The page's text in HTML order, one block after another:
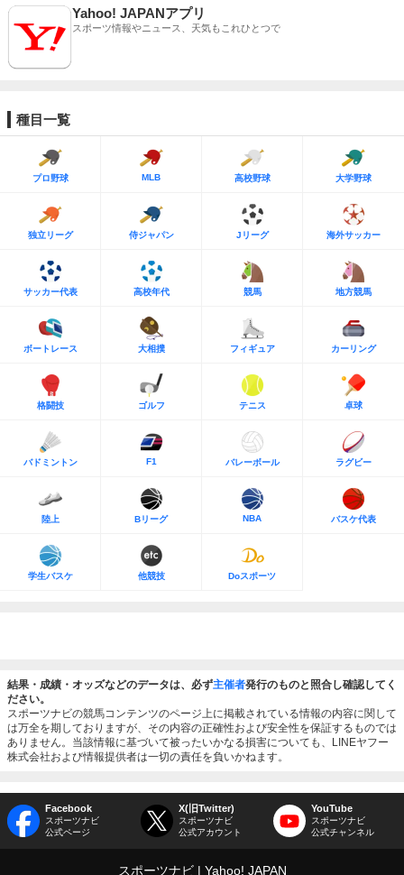
Yahoo! JAPANアプリ
スポーツ情報やニュース、天気もこれひとつで
種目一覧
プロ野球 MLB 高校野球 大学野球
独立リーグ 侍ジャパン Jリーグ 海外サッカー
サッカー代表 高校年代 競馬 地方競馬
ボートレース 大相撲 フィギュア カーリング
格闘技 ゴルフ テニス 卓球
バドミントン F1 バレーボール ラグビー
陸上 Bリーグ NBA バスケ代表
学生バスケ 他競技 Doスポーツ
結果・成績・オッズなどのデータは、必ず主催者発行のものと照合し確認してく
ださい。
スポーツナビの競馬コンテンツのページ上に掲載されている情報の内容に関して
は万全を期しておりますが、その内容の正確性および安全性を保証するものでは
ありません。当該情報に基づいて被ったいかなる損害についても、LINEヤフー
株式会社および情報提供者は一切の責任を負いかねます。
Facebook
スポーツナビ
公式ページ
X(旧Twitter)
スポーツナビ
公式アカウント
YouTube
スポーツナビ
公式チャンネル
スポーツナビ Yahoo! JAPAN